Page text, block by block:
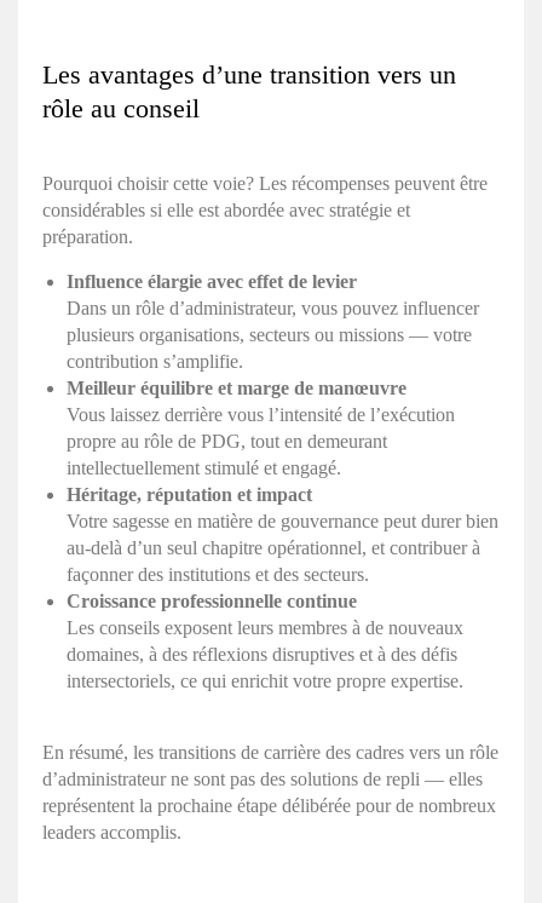
Les avantages d’une transition vers un
rôle au conseil
Pourquoi choisir cette voie? Les récompenses peuvent être
considérables si elle est abordée avec stratégie et
préparation.
Influence élargie avec effet de levier
Dans un rôle d’administrateur, vous pouvez influencer
plusieurs organisations, secteurs ou missions — votre
contribution s’amplifie.
Meilleur équilibre et marge de manœuvre
Vous laissez derrière vous l’intensité de l’exécution
propre au rôle de PDG, tout en demeurant
intellectuellement stimulé et engagé.
Héritage, réputation et impact
Votre sagesse en matière de gouvernance peut durer bien
au-delà d’un seul chapitre opérationnel, et contribuer à
façonner des institutions et des secteurs.
Croissance professionnelle continue
Les conseils exposent leurs membres à de nouveaux
domaines, à des réflexions disruptives et à des défis
intersectoriels, ce qui enrichit votre propre expertise.
En résumé, les transitions de carrière des cadres vers un rôle
d’administrateur ne sont pas des solutions de repli — elles
représentent la prochaine étape délibérée pour de nombreux
leaders accomplis.